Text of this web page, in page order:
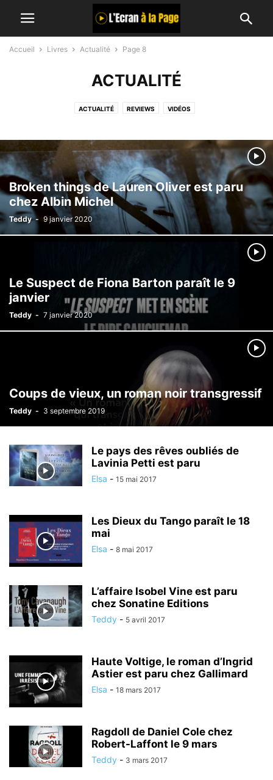
Accueil Livres Actualité Page 8
ACTUALITÉ
ACTUALITÉ REVIEWS VIDÉOS
Broken things de Lauren Oliver est paru
chez Albin Michel
Teddy - 9 janvier 2020
Le Suspect de Fiona Barton paraît le 9
janvier
Teddy - 7 janvier 2020
Coups de vieux, un roman noir transgressif
Teddy - 3 septembre 2019
Le pays des rêves oubliés de
Lavinia Petti est paru
Elsa - 15 mai 2017
Les Dieux du Tango paraît le 18
mai
Elsa - 8 mai 2017
L’affaire Isobel Vine est paru
chez Sonatine Editions
Teddy - 5 avril 2017
Haute Voltige, le roman d’Ingrid
Astier est paru chez Gallimard
Elsa - 18 mars 2017
Ragdoll de Daniel Cole chez
Robert-Laffont le 9 mars
Teddy - 3 mars 2017